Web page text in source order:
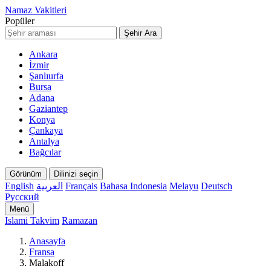
Namaz Vakitleri
Popüler
Şehir Ara
Ankara
İzmir
Şanlıurfa
Bursa
Adana
Gaziantep
Konya
Çankaya
Antalya
Bağcılar
Görünüm Dilinizi seçin
English العربية Français Bahasa Indonesia Melayu Deutsch
Русский
Menü
Islami Takvim Ramazan
Anasayfa
Fransa
Malakoff